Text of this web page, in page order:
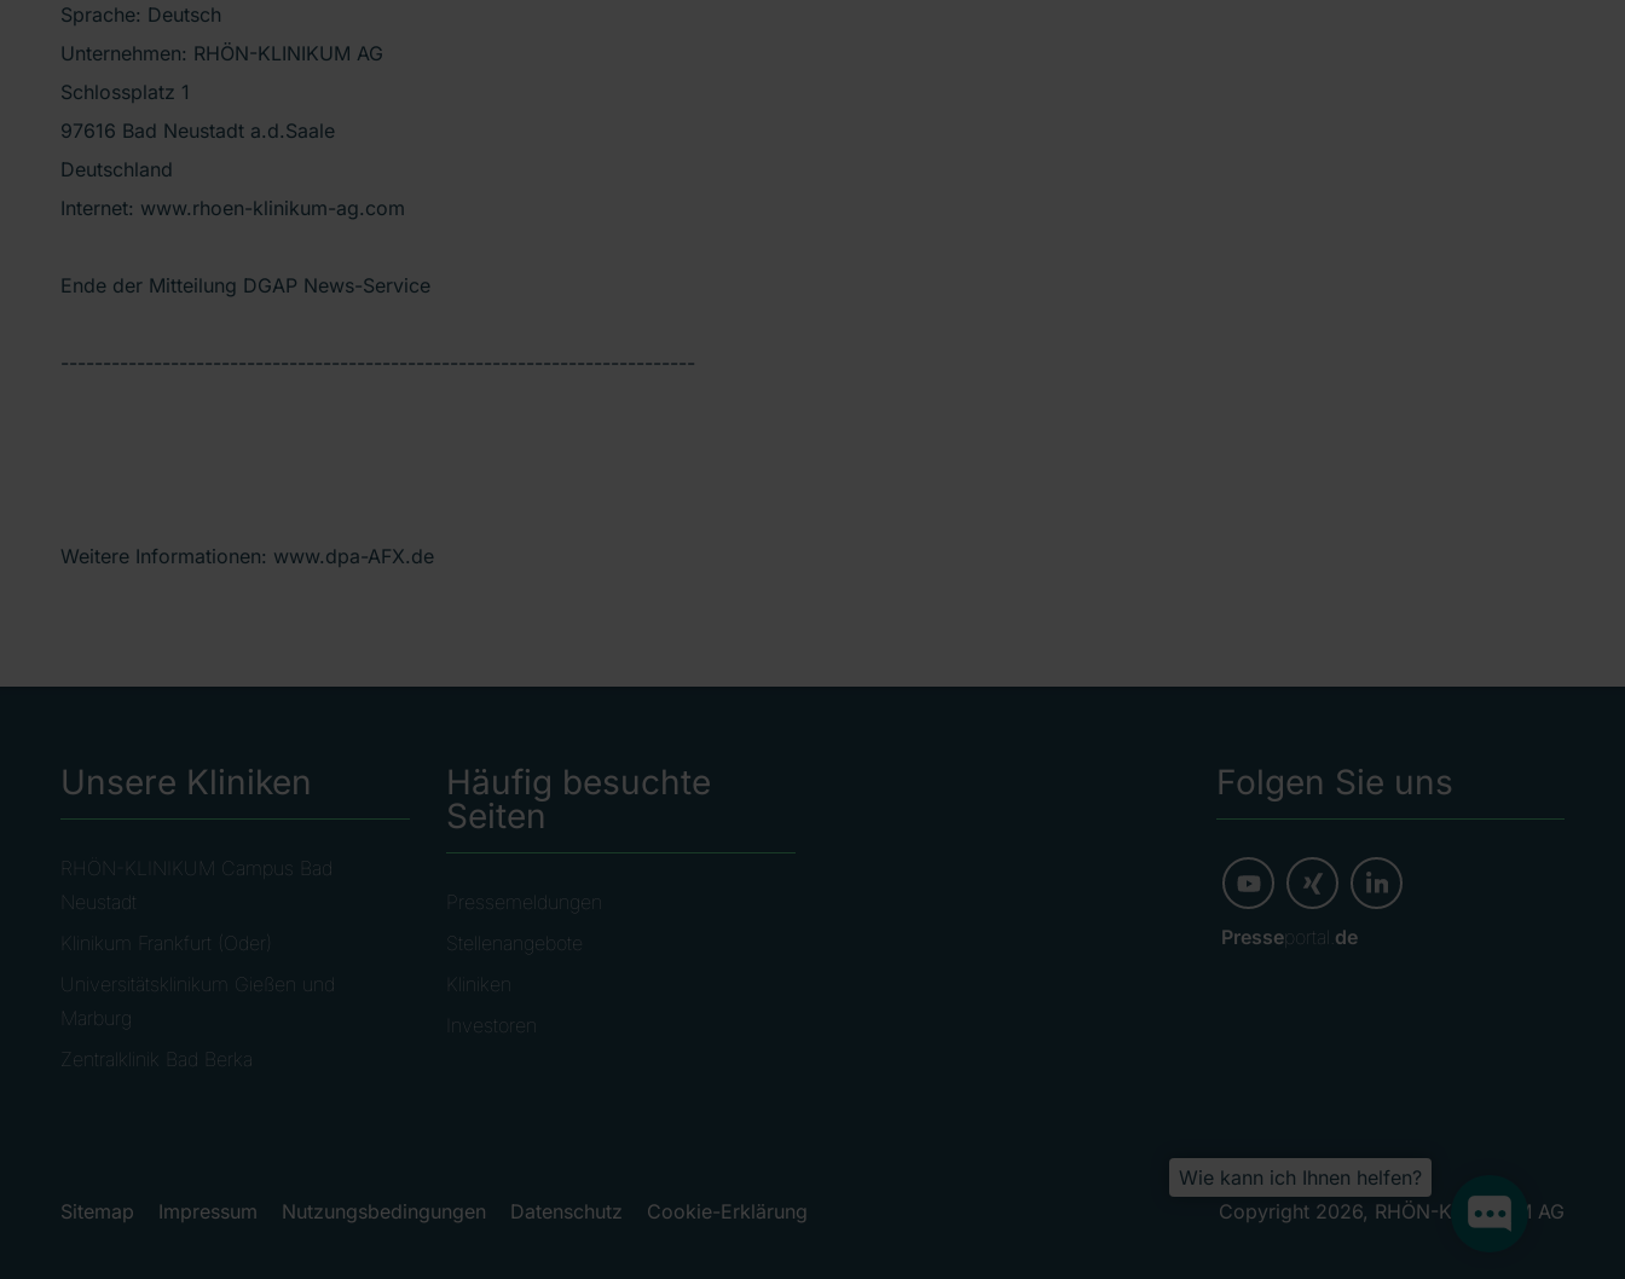
Sprache: Deutsch
Unternehmen: RHÖN-KLINIKUM AG
Schlossplatz 1
97616 Bad Neustadt a.d.Saale
Deutschland
Internet: www.rhoen-klinikum-ag.com
Ende der Mitteilung DGAP News-Service
---------------------------------------------------------------------------
Weitere Informationen: www.dpa-AFX.de
Unsere Kliniken
RHÖN-KLINIKUM Campus Bad
Neustadt
Klinikum Frankfurt (Oder)
Universitätsklinikum Gießen und
Marburg
Zentralklinik Bad Berka
Häufig besuchte
Seiten
Pressemeldungen
Stellenangebote
Kliniken
Investoren
Folgen Sie uns
Presseportal. de
Sitemap Impressum Nutzungsbedingungen Datenschutz Cookie-Erklärung Copyright 2026, RHÖN-KLINIKUM AG
Wie kann ich Ihnen helfen?